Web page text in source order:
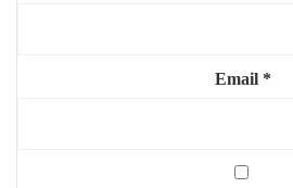
Email *